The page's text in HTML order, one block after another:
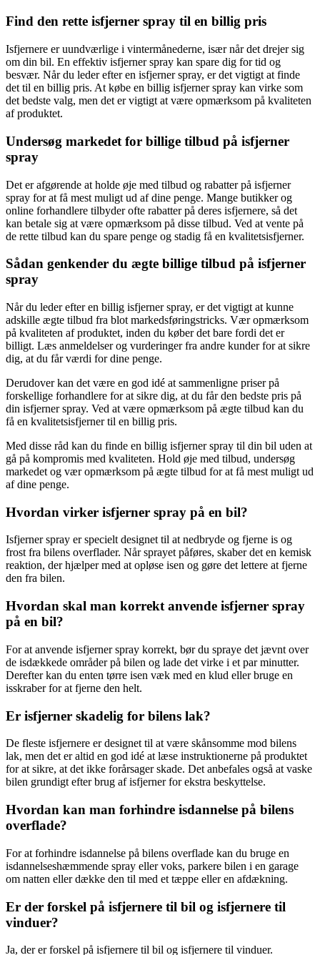
Find den rette isfjerner spray til en billig pris
Isfjernere er uundværlige i vintermånederne, især når det drejer sig
om din bil. En effektiv isfjerner spray kan spare dig for tid og
besvær. Når du leder efter en isfjerner spray, er det vigtigt at finde
det til en billig pris. At købe en billig isfjerner spray kan virke som
det bedste valg, men det er vigtigt at være opmærksom på kvaliteten
af produktet.
Undersøg markedet for billige tilbud på isfjerner
spray
Det er afgørende at holde øje med tilbud og rabatter på isfjerner
spray for at få mest muligt ud af dine penge. Mange butikker og
online forhandlere tilbyder ofte rabatter på deres isfjernere, så det
kan betale sig at være opmærksom på disse tilbud. Ved at vente på
de rette tilbud kan du spare penge og stadig få en kvalitetsisfjerner.
Sådan genkender du ægte billige tilbud på isfjerner
spray
Når du leder efter en billig isfjerner spray, er det vigtigt at kunne
adskille ægte tilbud fra blot markedsføringstricks. Vær opmærksom
på kvaliteten af produktet, inden du køber det bare fordi det er
billigt. Læs anmeldelser og vurderinger fra andre kunder for at sikre
dig, at du får værdi for dine penge.
Derudover kan det være en god idé at sammenligne priser på
forskellige forhandlere for at sikre dig, at du får den bedste pris på
din isfjerner spray. Ved at være opmærksom på ægte tilbud kan du
få en kvalitetsisfjerner til en billig pris.
Med disse råd kan du finde en billig isfjerner spray til din bil uden at
gå på kompromis med kvaliteten. Hold øje med tilbud, undersøg
markedet og vær opmærksom på ægte tilbud for at få mest muligt ud
af dine penge.
Hvordan virker isfjerner spray på en bil?
Isfjerner spray er specielt designet til at nedbryde og fjerne is og
frost fra bilens overflader. Når sprayet påføres, skaber det en kemisk
reaktion, der hjælper med at opløse isen og gøre det lettere at fjerne
den fra bilen.
Hvordan skal man korrekt anvende isfjerner spray
på en bil?
For at anvende isfjerner spray korrekt, bør du spraye det jævnt over
de isdækkede områder på bilen og lade det virke i et par minutter.
Derefter kan du enten tørre isen væk med en klud eller bruge en
isskraber for at fjerne den helt.
Er isfjerner skadelig for bilens lak?
De fleste isfjernere er designet til at være skånsomme mod bilens
lak, men det er altid en god idé at læse instruktionerne på produktet
for at sikre, at det ikke forårsager skade. Det anbefales også at vaske
bilen grundigt efter brug af isfjerner for ekstra beskyttelse.
Hvordan kan man forhindre isdannelse på bilens
overflade?
For at forhindre isdannelse på bilens overflade kan du bruge en
isdannelseshæmmende spray eller voks, parkere bilen i en garage
om natten eller dække den til med et tæppe eller en afdækning.
Er der forskel på isfjernere til bil og isfjernere til
vinduer?
Ja, der er forskel på isfjernere til bil og isfjernere til vinduer.